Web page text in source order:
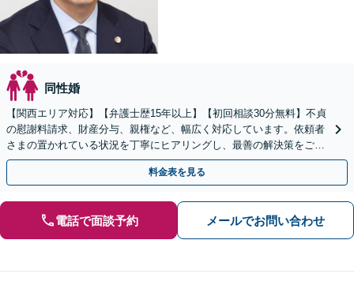
同性婚
【関西エリア対応】【弁護士歴15年以上】【初回相談30分無料】不貞
の慰謝料請求、財産分与、親権など、幅広く対応しています。依頼者
さまの置かれている状況を丁寧にヒアリングし、最善の解決策をご提
案します。お悩みの際は、お気軽にご相談ください。
料金表を見る
電話で面談予約 メールでお問い合わせ